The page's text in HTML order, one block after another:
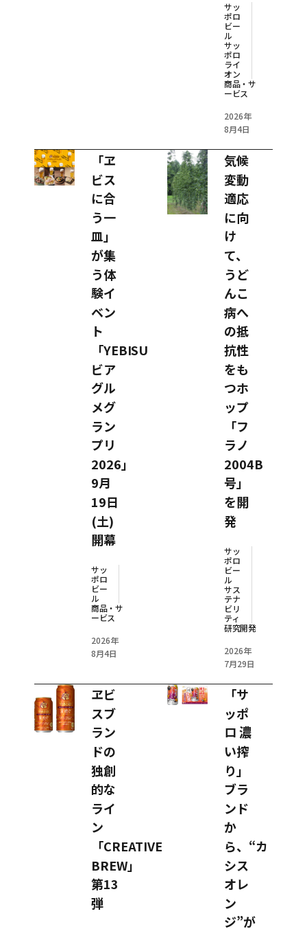
サッ
ポロ
ビー
ル
サッ
ポロ
ライ
オン
商品・サ
ービス
2026年
8月4日
「ヱ
ビス
に合
う一
皿」
が集
う体
験イ
ベン
ト
「YEBISU
ビア
グル
メグ
ラン
プリ
2026」
9月
19日
(土)
開幕
サッ
ポロ
ビー
ル
商品・サ
ービス
2026年
8月4日
気候
変動
適応
に向
け
て、
うど
んこ
病へ
の抵
抗性
をも
つホ
ップ
「フ
ラノ
2004B
号」
を開
発
サッ
ポロ
ビー
ル
サス
テナ
ビリ
ティ
研究開発
2026年
7月29日
ヱビ
スブ
ラン
ドの
独創
的な
ライ
ン
「CREATIVE
BREW」
第13
弾
「サ
ッポ
ロ 濃
い搾
り」
ブラ
ンド
か
ら、“カ
シス
オレ
ン
ジ”が